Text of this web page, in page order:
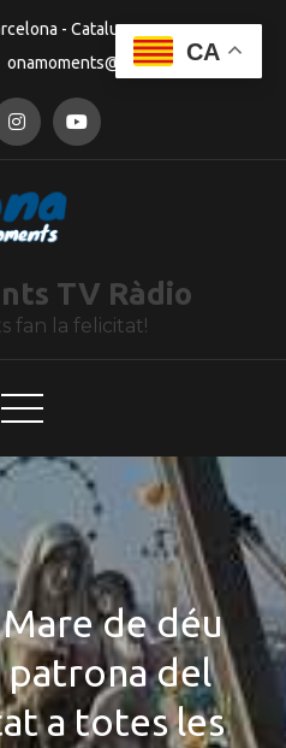
- Catalunya
onamoments@gmail.com
TV Ràdio
fan la felicitat!
de déu
patrona del
a totes les
CA